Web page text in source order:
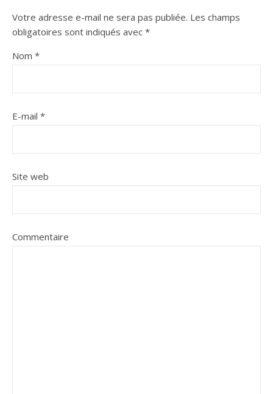
Votre adresse e-mail ne sera pas publiée. Les champs
obligatoires sont indiqués avec *
Nom *
E-mail *
Site web
Commentaire